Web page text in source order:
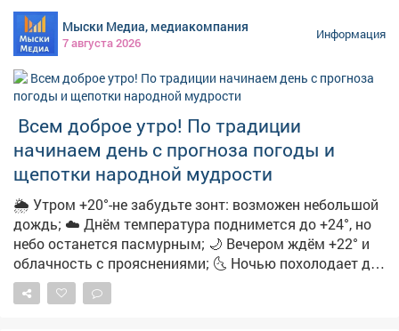
перейти по ссылке. ➡️ ❗️Будьте бдительны и
предупредите близких! Переходить по ссылке опасно,
она может быть фишинговой. Пользователь рискует
потерять деньги и предоставить мошенникам
персональные данные. Обо всех акциях
маркетплейсы информируют на своих официальных
ресурсах.
Мыски Медиа, медиакомпания
7 августа 2026
Информация
Всем доброе утро! По традиции
начинаем день с прогноза погоды и
щепотки народной мудрости
🌦 Утром +20°-не забудьте зонт: возможен небольшой
дождь; ☁️ Днём температура поднимется до +24°, но
небо останется пасмурным; 🌙 Вечером ждём +22° и
облачность с прояснениями; 🌜 Ночью похолодает до
+15°-облачно с прояснениями. 🌿 А ещё с
сегодняшним днём вязано немало народных примет: